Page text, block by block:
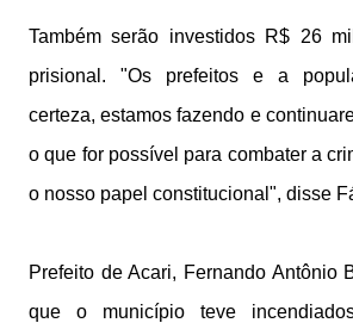
Também serão investidos R$ 26
prisional. "Os prefeitos e a
certeza, estamos fazendo e
o que for possível para combater a
o nosso papel constitucional", disse
Prefeito de Acari, Fernando Antônio
que o município teve